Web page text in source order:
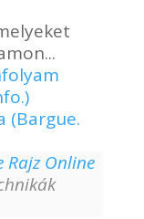
(Bargue.
Rajz Online